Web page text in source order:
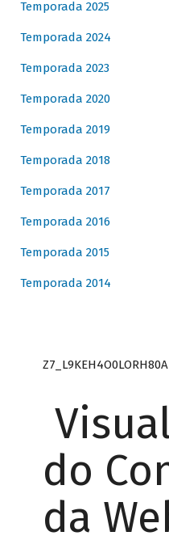
Temporada 2025
Temporada 2024
Temporada 2023
Temporada 2020
Temporada 2019
Temporada 2018
Temporada 2017
Temporada 2016
Temporada 2015
Temporada 2014
do
da